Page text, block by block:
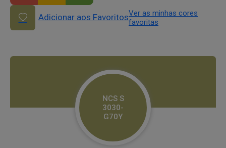
Adicionar aos FavoritosVer as minhas cores
favoritas
NCS S
3030-
G70Y